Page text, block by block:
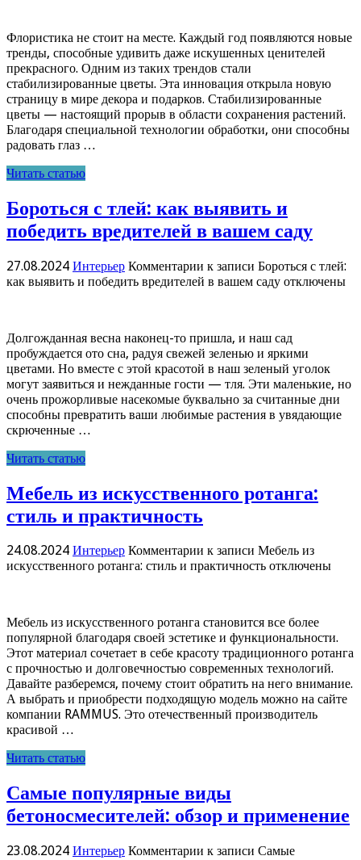
Флористика не стоит на месте. Каждый год появляются новые
тренды, способные удивить даже искушенных ценителей
прекрасного. Одним из таких трендов стали
стабилизированные цветы. Эта инновация открыла новую
страницу в мире декора и подарков. Стабилизированные
цветы — настоящий прорыв в области сохранения растений.
Благодаря специальной технологии обработки, они способны
радовать глаз …
Читать статью
Бороться с тлей: как выявить и
победить вредителей в вашем саду
27.08.2024 Интерьер Комментарии к записи Бороться с тлей:
как выявить и победить вредителей в вашем саду отключены
Долгожданная весна наконец-то пришла, и наш сад
пробуждается ото сна, радуя свежей зеленью и яркими
цветами. Но вместе с этой красотой в наш зеленый уголок
могут заявиться и нежданные гости — тля. Эти маленькие, но
очень прожорливые насекомые буквально за считанные дни
способны превратить ваши любимые растения в увядающие
скрюченные …
Читать статью
Мебель из искусственного ротанга:
стиль и практичность
24.08.2024 Интерьер Комментарии к записи Мебель из
искусственного ротанга: стиль и практичность отключены
Мебель из искусственного ротанга становится все более
популярной благодаря своей эстетике и функциональности.
Этот материал сочетает в себе красоту традиционного ротанга
с прочностью и долговечностью современных технологий.
Давайте разберемся, почему стоит обратить на него внимание.
А выбрать и приобрести подходящую модель можно на сайте
компании RAMMUS. Это отечественный производитель
красивой …
Читать статью
Самые популярные виды
бетоносмесителей: обзор и применение
23.08.2024 Интерьер Комментарии к записи Самые